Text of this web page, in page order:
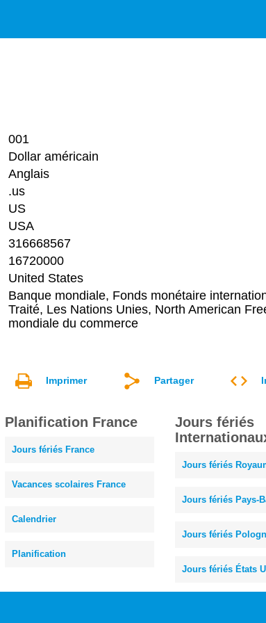
001
Dollar américain
Anglais
.us
US
USA
316668567
16720000
United States
Banque mondiale, Fonds monétaire
Traité, Les Nations Unies, North American
mondiale du commerce
Imprimer Partager
Planification France
Jours fériés France
Vacances scolaires France
Calendrier
Planification
Jours fériés
Jours fériés
Jours fériés Pays-
Jours fériés
Jours fériés États